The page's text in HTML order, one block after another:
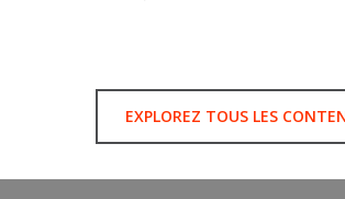
EXPLOREZ TOUS LES